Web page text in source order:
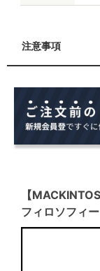
注意事項
【
フィロソフィー